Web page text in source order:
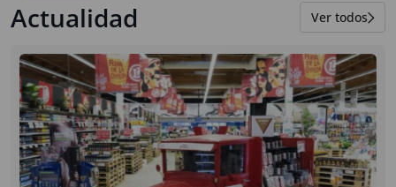
Actualidad Ver todos